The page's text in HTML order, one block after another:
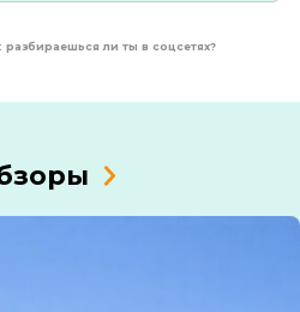
разбираешься ли ты в соцсетях?